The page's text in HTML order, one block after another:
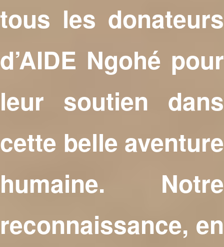
tous les donateurs
d’AIDE Ngohé pour
leur soutien dans
cette belle aventure
humaine. Notre
reconnaissance, en